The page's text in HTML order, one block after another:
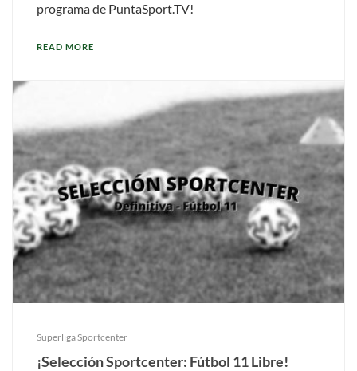
programa de PuntaSport.TV!
READ MORE
Superliga Sportcenter
¡Selección Sportcenter: Fútbol 11 Libre!